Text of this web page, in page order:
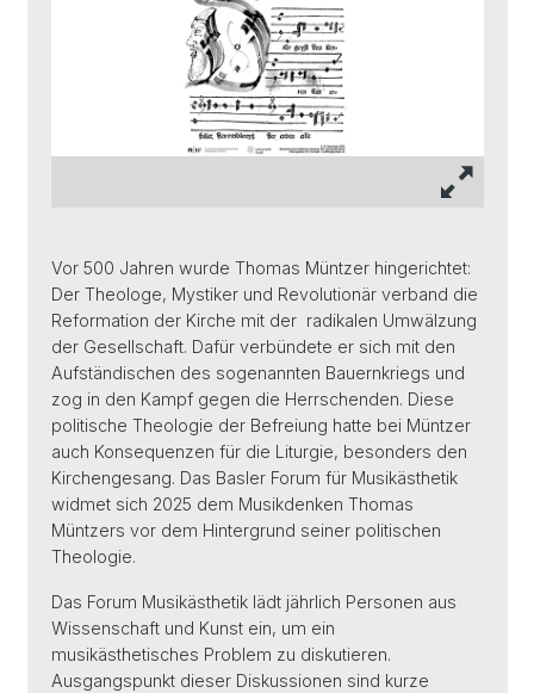
Vor 500 Jahren wurde Thomas Müntzer hingerichtet:
Der Theologe, Mystiker und Revolutionär verband die
Reformation der Kirche mit der radikalen Umwälzung
der Gesellschaft. Dafür verbündete er sich mit den
Aufständischen des sogenannten Bauernkriegs und
zog in den Kampf gegen die Herrschenden. Diese
politische Theologie der Befreiung hatte bei Müntzer
auch Konsequenzen für die Liturgie, besonders den
Kirchengesang. Das Basler Forum für Musikästhetik
widmet sich 2025 dem Musikdenken Thomas
Müntzers vor dem Hintergrund seiner politischen
Theologie.
Das Forum Musikästhetik lädt jährlich Personen aus
Wissenschaft und Kunst ein, um ein
musikästhetisches Problem zu diskutieren.
Ausgangspunkt dieser Diskussionen sind kurze